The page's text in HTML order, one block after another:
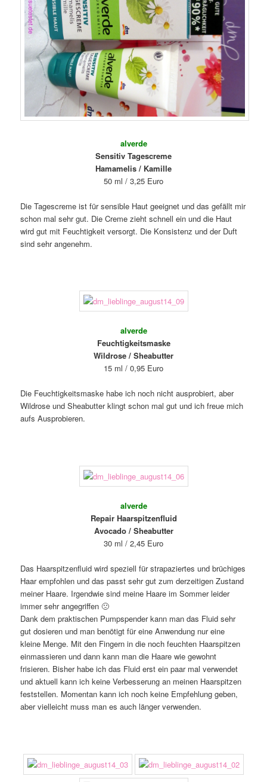
alverde
Sensitiv Tagescreme
Hamamelis / Kamille
50 ml / 3,25 Euro
Die Tagescreme ist für sensible Haut geeignet und das gefällt mir
schon mal sehr gut. Die Creme zieht schnell ein und die Haut
wird gut mit Feuchtigkeit versorgt. Die Konsistenz und der Duft
sind sehr angenehm.
alverde
Feuchtigkeitsmaske
Wildrose / Sheabutter
15 ml / 0,95 Euro
Die Feuchtigkeitsmaske habe ich noch nicht ausprobiert, aber
Wildrose und Sheabutter klingt schon mal gut und ich freue mich
aufs Ausprobieren.
alverde
Repair Haarspitzenfluid
Avocado / Sheabutter
30 ml / 2,45 Euro
Das Haarspitzenfluid wird speziell für strapaziertes und brüchiges
Haar empfohlen und das passt sehr gut zum derzeitigen Zustand
meiner Haare. Irgendwie sind meine Haare im Sommer leider
immer sehr angegriffen 🙁
Dank dem praktischen Pumpspender kann man das Fluid sehr
gut dosieren und man benötigt für eine Anwendung nur eine
kleine Menge. Mit den Fingern in die noch feuchten Haarspitzen
einmassieren und dann kann man die Haare wie gewohnt
frisieren. Bisher habe ich das Fluid erst ein paar mal verwendet
und aktuell kann ich keine Verbesserung an meinen Haarspitzen
feststellen. Momentan kann ich noch keine Empfehlung geben,
aber vielleicht muss man es auch länger verwenden.